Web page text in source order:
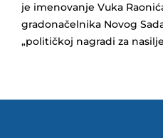
je imenovanje Vuka
gradonačelnika Novog
„političkoj nagradi za